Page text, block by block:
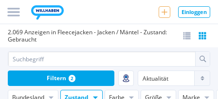
Einloggen
2.069 Anzeigen in Fleecejacken - Jacken / Mäntel - Zustand:
Gebraucht
Bundesland Zustand Farbe Größe Marke
Filtern 2